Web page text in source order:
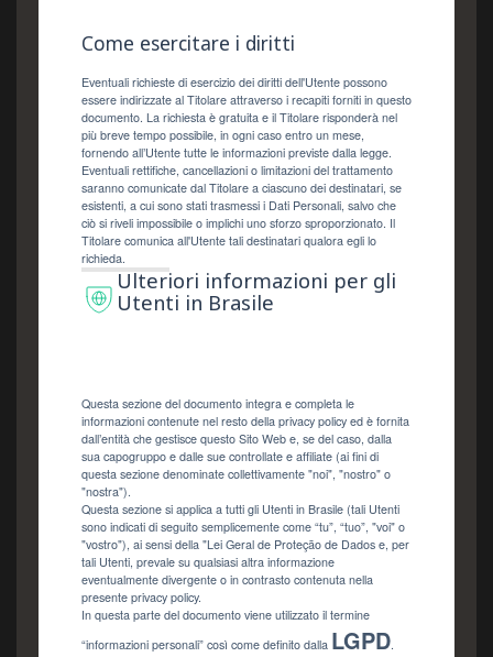
Come esercitare i diritti
Eventuali richieste di esercizio dei diritti dell'Utente possono
essere indirizzate al Titolare attraverso i recapiti forniti in questo
documento. La richiesta è gratuita e il Titolare risponderà nel
più breve tempo possibile, in ogni caso entro un mese,
fornendo all’Utente tutte le informazioni previste dalla legge.
Eventuali rettifiche, cancellazioni o limitazioni del trattamento
saranno comunicate dal Titolare a ciascuno dei destinatari, se
esistenti, a cui sono stati trasmessi i Dati Personali, salvo che
ciò si riveli impossibile o implichi uno sforzo sproporzionato. Il
Titolare comunica all'Utente tali destinatari qualora egli lo
richieda.
Ulteriori informazioni per gli
Utenti in Brasile
Questa sezione del documento integra e completa le
informazioni contenute nel resto della privacy policy ed è fornita
dall’entità che gestisce questo Sito Web e, se del caso, dalla
sua capogruppo e dalle sue controllate e affiliate (ai fini di
questa sezione denominate collettivamente "noi", "nostro" o
"nostra").
Questa sezione si applica a tutti gli Utenti in Brasile (tali Utenti
sono indicati di seguito semplicemente come “tu”, “tuo”, "voi" o
"vostro"), ai sensi della "Lei Geral de Proteção de Dados e, per
tali Utenti, prevale su qualsiasi altra informazione
eventualmente divergente o in contrasto contenuta nella
presente privacy policy.
In questa parte del documento viene utilizzato il termine
“informazioni personali” così come definito dalla LGPD.